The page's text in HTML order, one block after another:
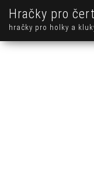
Hračky pro
hračky pro holky a